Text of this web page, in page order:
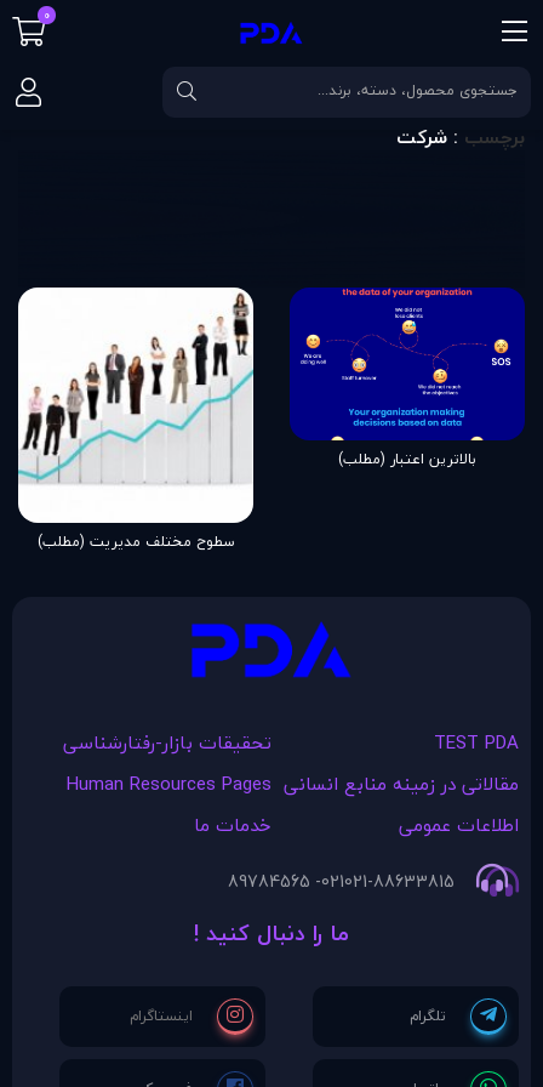
صفحه اصلی برچسب شرکت
برچسب : شرکت
بالاترین اعتبار (مطلب)
سطوح مختلف مديريت (مطلب)
TEST PDA
تحقیقات بازار-رفتارشناسی
مقالاتی در زمينه منابع انسانی Human Resources Pages
اطلاعات عمومی
خدمات ما
021-88633815
021- 89784565
ما را دنبال کنید !
0